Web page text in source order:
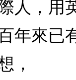
人，用
年來已
，